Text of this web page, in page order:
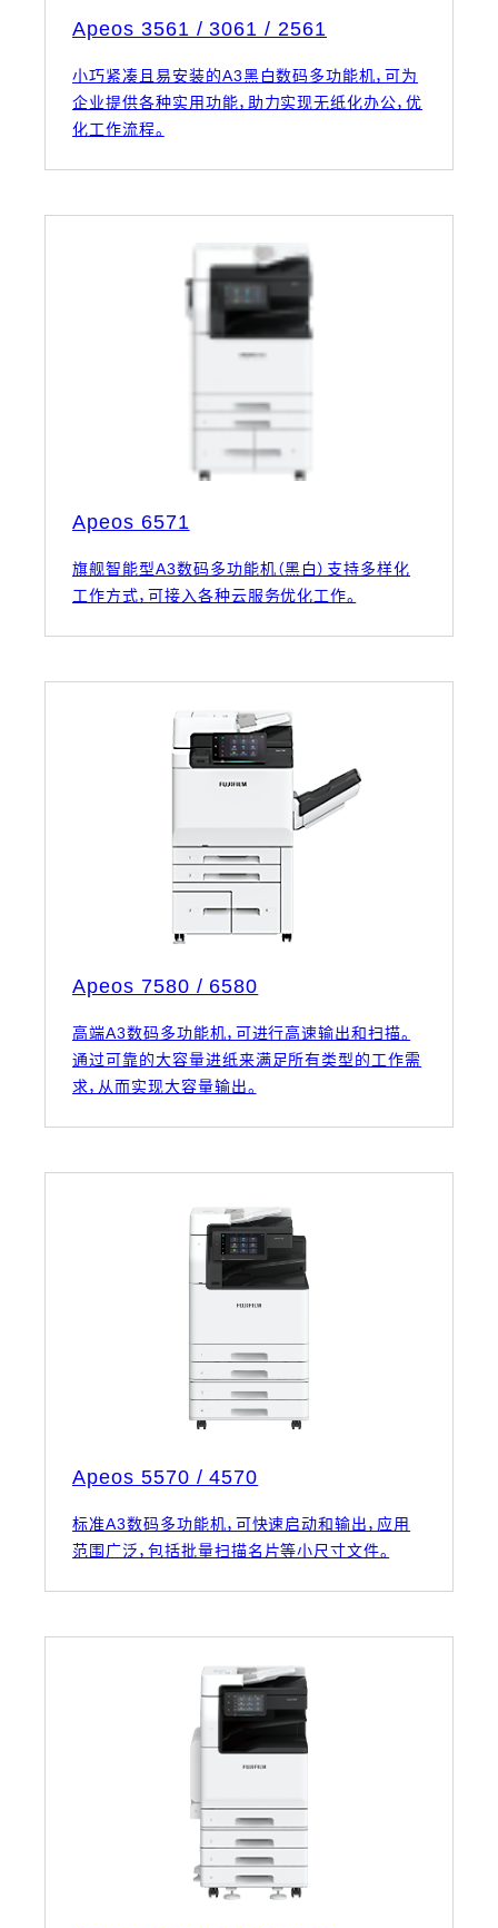
Apeos 3561 / 3061 / 2561
小巧紧凑且易安装的A3黑白数码多功能机，可为
企业提供各种实用功能，助力实现无纸化办公，优
化工作流程。
Apeos 6571
旗舰智能型A3数码多功能机（黑白）支持多样化
工作方式，可接入各种云服务优化工作。
Apeos 7580 / 6580
高端A3数码多功能机，可进行高速输出和扫描。
通过可靠的大容量进纸来满足所有类型的工作需
求，从而实现大容量输出。
Apeos 5570 / 4570
标准A3数码多功能机，可快速启动和输出，应用
范围广泛，包括批量扫描名片等小尺寸文件。